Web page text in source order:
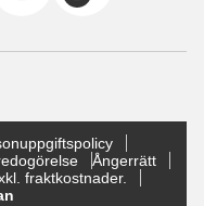
Ångerrätt
fraktkostnader.